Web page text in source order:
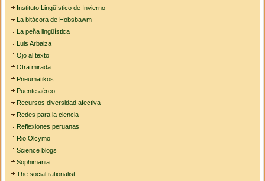
Instituto Lingüístico de Invierno
La bitácora de Hobsbawm
La peña lingüística
Luis Arbaiza
Ojo al texto
Otra mirada
Pneumatikos
Puente aéreo
Recursos diversidad afectiva
Redes para la ciencia
Reflexiones peruanas
Rio Olcymo
Science blogs
Sophimania
The social rationalist